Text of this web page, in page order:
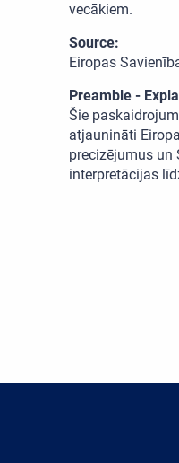
vecākiem.
Source:
Eiropas
Preamble -
Šie
atjaunināti
precizējumus un
interpretācijas